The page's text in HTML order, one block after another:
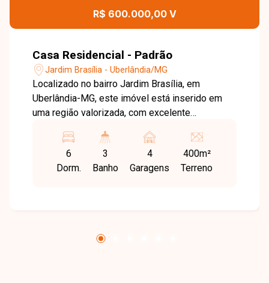
R$ 600.000,00 V
Casa Residencial - Padrão
Jardim Brasília - Uberlândia/MG
Localizado no bairro Jardim Brasília, em
Uberlândia-MG, este imóvel está inserido em
uma região valorizada, com excelente
escolas, supermercados e principais vias da
cidade. O bairro oferece tranquilidade,
segurança e praticidade, sendo ideal para quem
possui aproximadamente 250m² de área
6
Dorm.
3
Banho
4
Garagens
400m²
Terreno